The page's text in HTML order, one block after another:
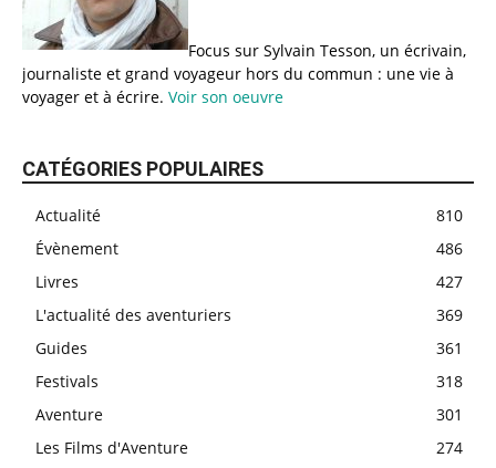
Focus sur Sylvain Tesson, un écrivain,
journaliste et grand voyageur hors du commun : une vie à
voyager et à écrire. Voir son oeuvre
CATÉGORIES POPULAIRES
Actualité
810
Évènement
486
Livres
427
L'actualité des aventuriers
369
Guides
361
Festivals
318
Aventure
301
Les Films d'Aventure
274